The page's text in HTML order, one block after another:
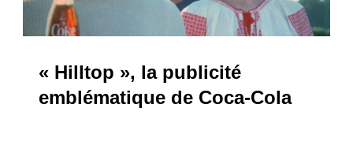
« Hilltop », la publicité
emblématique de Coca-Cola